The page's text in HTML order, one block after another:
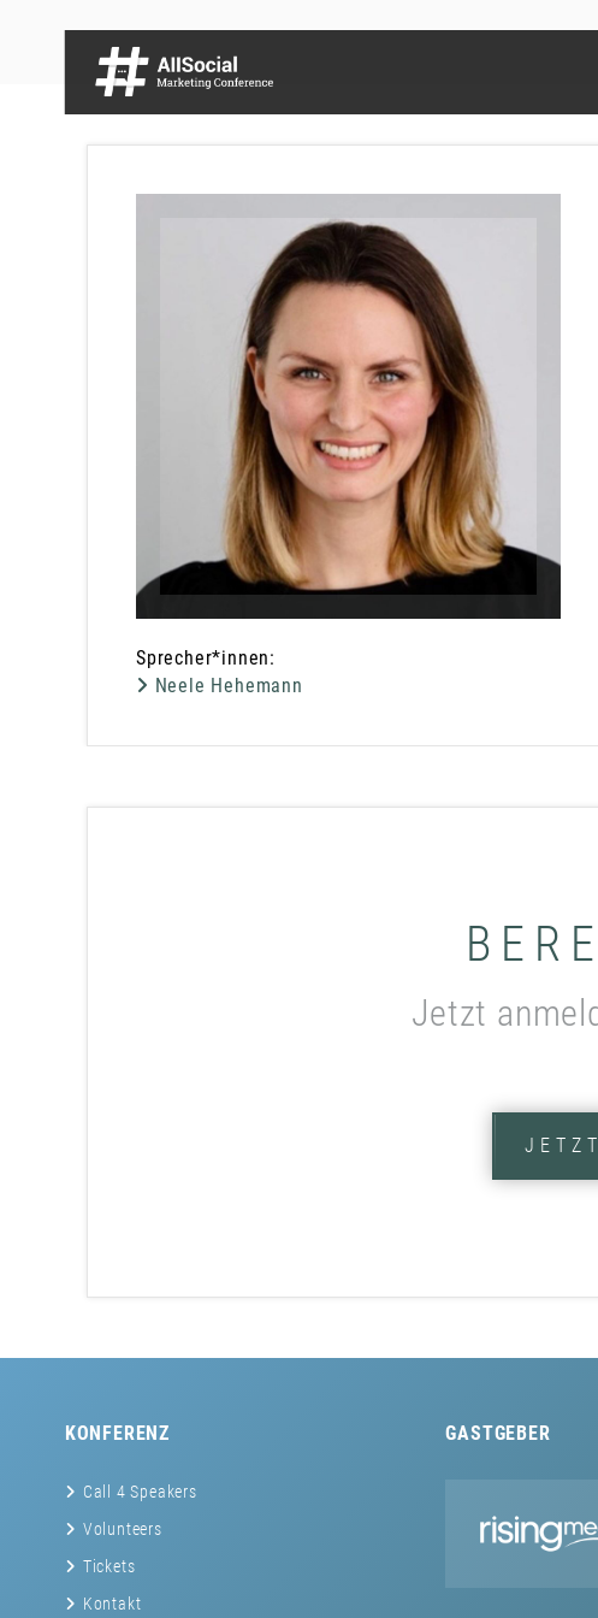
Sprecher*innen:
Neele Hehemann
Jetzt
KONFERENZ
Call 4 Speakers
Volunteers
Tickets
Kontakt
GASTGEBER